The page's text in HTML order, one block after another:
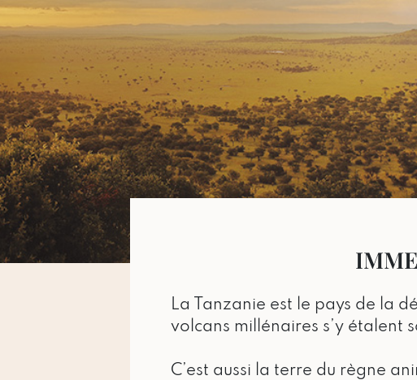
La Tanzanie est le pays de la
volcans millénaires s’y étalent
C’est aussi la terre du règne